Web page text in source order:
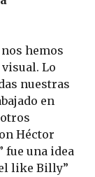
hemos
Lo
nuestras
en
Héctor
fue una idea
like Billy”